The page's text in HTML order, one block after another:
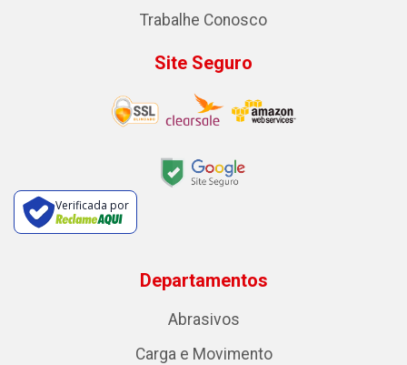
Trabalhe Conosco
Site Seguro
Verificada por
Departamentos
Abrasivos
Carga e Movimento